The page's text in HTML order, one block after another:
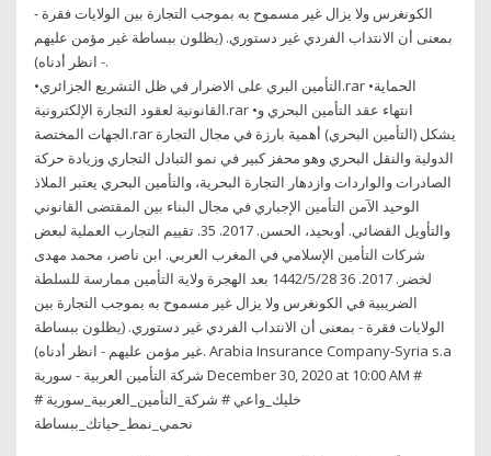
الكونغرس ولا يزال غير مسموح به بموجب التجارة بين الولايات فقرة -
بمعنى أن الانتداب الفردي غير دستوري. (يظلون ببساطة غير مؤمن عليهم
- انظر أدناه).
•التأمين البري على الاضرار في ظل التشريع الجزائري.rar •الحماية
القانونية لعقود التجارة الإلكترونية.rar •انتهاء عقد التأمين البحري و
الجهات المختصة.rar يشكل (التأمين البحري) أهمية بارزة في مجال التجارة
الدولية والنقل البحري وهو محفز كبير في نمو التبادل التجاري وزيادة حركة
الصادرات والواردات وازدهار التجارة البحرية، والتأمين البحري يعتبر الملاذ
الوحيد الآمن التأمين الإجباري في مجال البناء بين المقتضى القانوني
والتأويل القضائي. أوبحيد، الحسن. 2017. 35. تقييم التجارب العملية لبعض
شركات التأمين الإسلامي في المغرب العربي. ابن ناصر، محمد مهدى
لخضر. 2017. 36 28‏‏/5‏‏/1442 بعد الهجرة ولاية التأمين ممارسة للسلطة
الضريبية في الكونغرس ولا يزال غير مسموح به بموجب التجارة بين
الولايات فقرة - بمعنى أن الانتداب الفردي غير دستوري. (يظلون ببساطة
غير مؤمن عليهم - انظر أدناه). ‎Arabia Insurance Company-Syria s.a
شركة التأمين العربية - سورية‎ December 30, 2020 at 10:00 AM #
خليك_واعي # شركة_التأمين_العربية_سورية #
نحمي_نمط_حياتك_ببساطة